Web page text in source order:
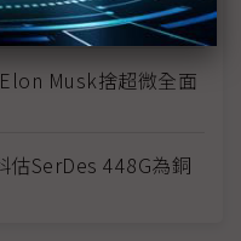
Musk捨超微全面
SerDes 448G為銅